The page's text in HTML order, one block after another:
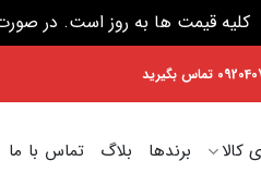
کلیه قیمت ها به روز است. در صورت هر گونه
کالا برندها بلاگ تماس با ما